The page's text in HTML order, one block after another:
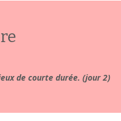
de courte durée. (jour 2)